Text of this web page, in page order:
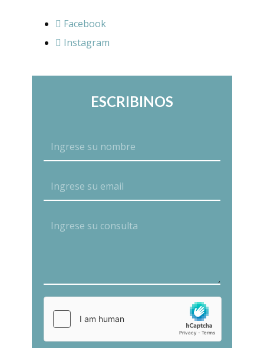
Facebook
Instagram
ESCRIBINOS